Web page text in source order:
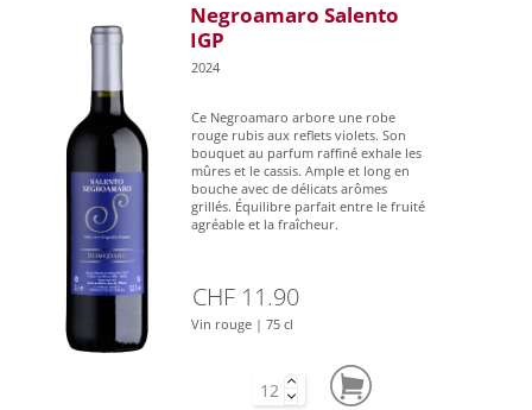
Negroamaro Salento
IGP
2024
Ce Negroamaro arbore une robe
rouge rubis aux reflets violets. Son
bouquet au parfum raffiné exhale les
mûres et le cassis. Ample et long en
bouche avec de délicats arômes
grillés. Équilibre parfait entre le fruité
agréable et la fraîcheur.
CHF 11.90
Vin rouge | 75 cl